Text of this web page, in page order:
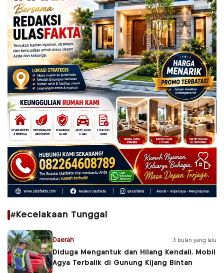
#Kecelakaan Tunggal
Daerah 3 bulan yang lalu
Diduga Mengantuk dan Hilang Kendali, Mobil
Agya Terbalik di Gunung Kijang Bintan